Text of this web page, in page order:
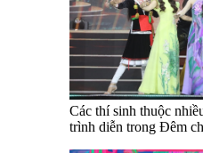
Các thí sinh thuộc
trình diễn trong Đêm